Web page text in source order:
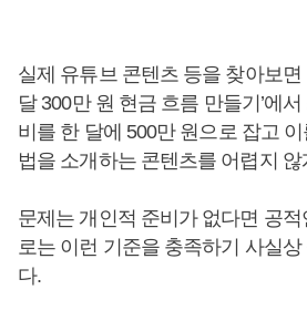
실제 유튜브 콘텐츠 등을 찾아보면
달 300만 원 현금 흐름 만들기’에
비를 한 달에 500만 원으로 잡고
법을 소개하는 콘텐츠를 어렵지
문제는 개인적 준비가 없다면 공
로는 이런 기준을 충족하기 사실상
다.